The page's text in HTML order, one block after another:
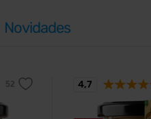
Novidades
4,7